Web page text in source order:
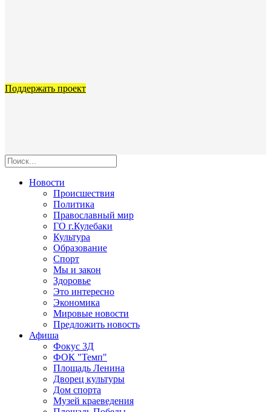
Поддержать проект
Новости
Происшествия
Политика
Православный мир
ГО г.Кулебаки
Культура
Образование
Спорт
Мы и закон
Здоровье
Это интересно
Экономика
Мировые новости
Предложить новость
Афиша
Фокус 3Д
ФОК "Темп"
Площадь Ленина
Дворец культуры
Дом спорта
Музей краеведения